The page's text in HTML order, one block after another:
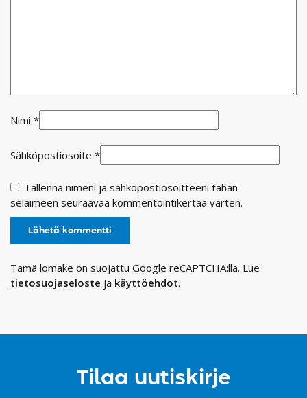
Nimi *
Sähköpostiosoite *
Tallenna nimeni ja sähköpostiosoitteeni tähän
selaimeen seuraavaa kommentointikertaa varten.
Tämä lomake on suojattu Google reCAPTCHA:lla. Lue
tietosuojaseloste ja käyttöehdot.
Tilaa uutiskirje